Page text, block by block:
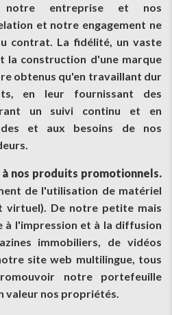
notre entreprise et nos
et notre engagement ne
contrat. La fidélité, un vaste
la construction d'une marque
obtenus qu'en travaillant dur
en leur fournissant des
un suivi continu et en
et aux besoins de nos
nos produits promotionnels.
de l'utilisation de matériel
virtuel). De notre petite mais
à l'impression et à la diffusion
immobiliers, de vidéos
site web multilingue, tous
notre portefeuille
valeur nos propriétés.